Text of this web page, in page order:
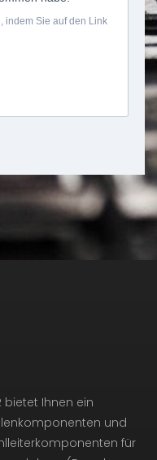
bietet Ihnen ein
und
für